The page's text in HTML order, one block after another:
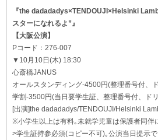
『the dadadadys×TENDOUJI×Helsinki
スターになれるよ”』
【大阪公演】
Pコード：276-007
▼10月10日(木) 18:30
心斎橋JANUS
オールスタンディング-4500円(整理番号付、
学割-3500円(当日要学生証、整理番号付、ド
[出演]the dadadadys/TENDOUJI/Helsinki
※小学生以上は有料｡未就学児童は保護者同伴
>学生証持参必須(コピー不可)｡公演当日提示